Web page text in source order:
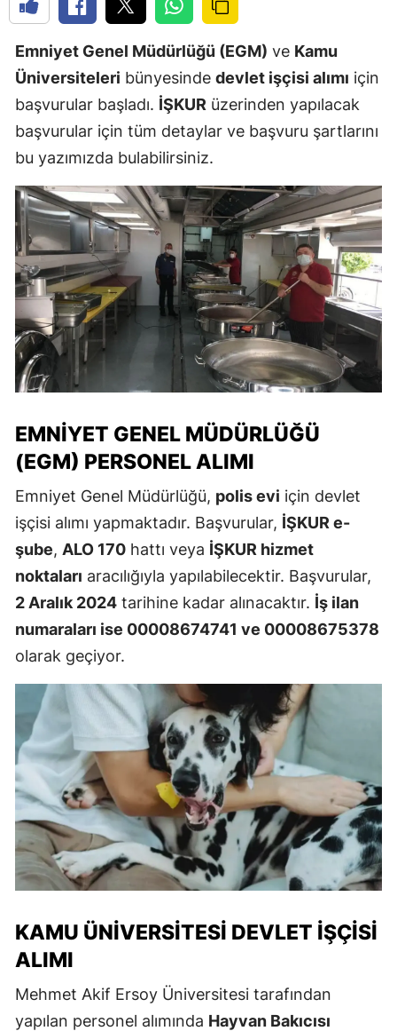
Emniyet Genel Müdürlüğü (EGM) ve Kamu
Üniversiteleri bünyesinde devlet işçisi alımı için
başvurular başladı. İŞKUR üzerinden yapılacak
başvurular için tüm detaylar ve başvuru şartlarını
bu yazımızda bulabilirsiniz.
EMNIYET GENEL MÜDÜRLÜĞÜ
(EGM) PERSONEL ALIMI
Emniyet Genel Müdürlüğü, polis evi için devlet
işçisi alımı yapmaktadır. Başvurular, İŞKUR e-
şube, ALO 170 hattı veya İŞKUR hizmet
noktaları aracılığıyla yapılabilecektir. Başvurular,
2 Aralık 2024 tarihine kadar alınacaktır. İş ilan
numaraları ise 00008674741 ve 00008675378
olarak geçiyor.
KAMU ÜNIVERSITESI DEVLET İŞÇISI
ALIMI
Mehmet Akif Ersoy Üniversitesi tarafından
yapılan personel alımında Hayvan Bakıcısı